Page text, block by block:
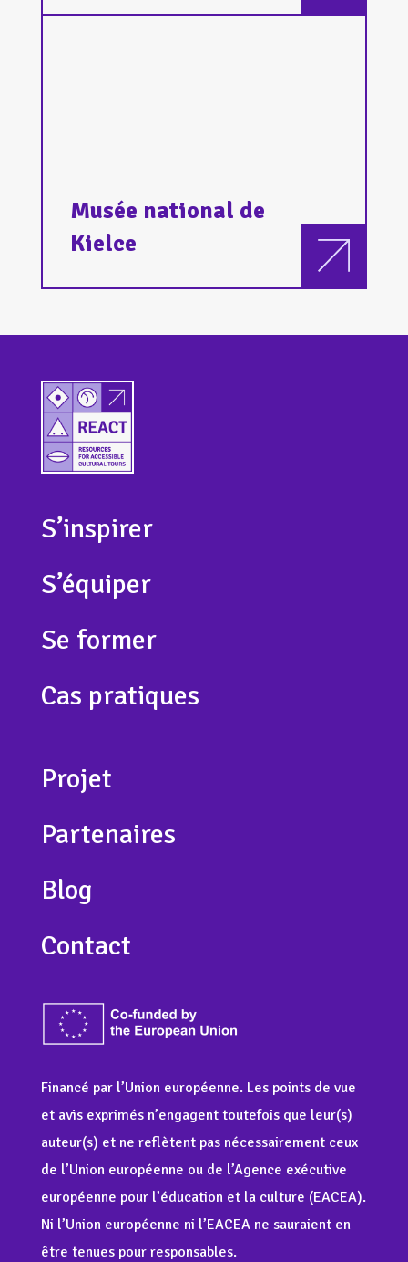
Musée national de
Kielce
S’inspirer
S’équiper
Se former
Cas pratiques
Projet
Partenaires
Blog
Contact
Financé par l’Union européenne. Les points de vue
et avis exprimés n’engagent toutefois que leur(s)
auteur(s) et ne reflètent pas nécessairement ceux
de l’Union européenne ou de l’Agence exécutive
européenne pour l’éducation et la culture (EACEA).
Ni l’Union européenne ni l’EACEA ne sauraient en
être tenues pour responsables.